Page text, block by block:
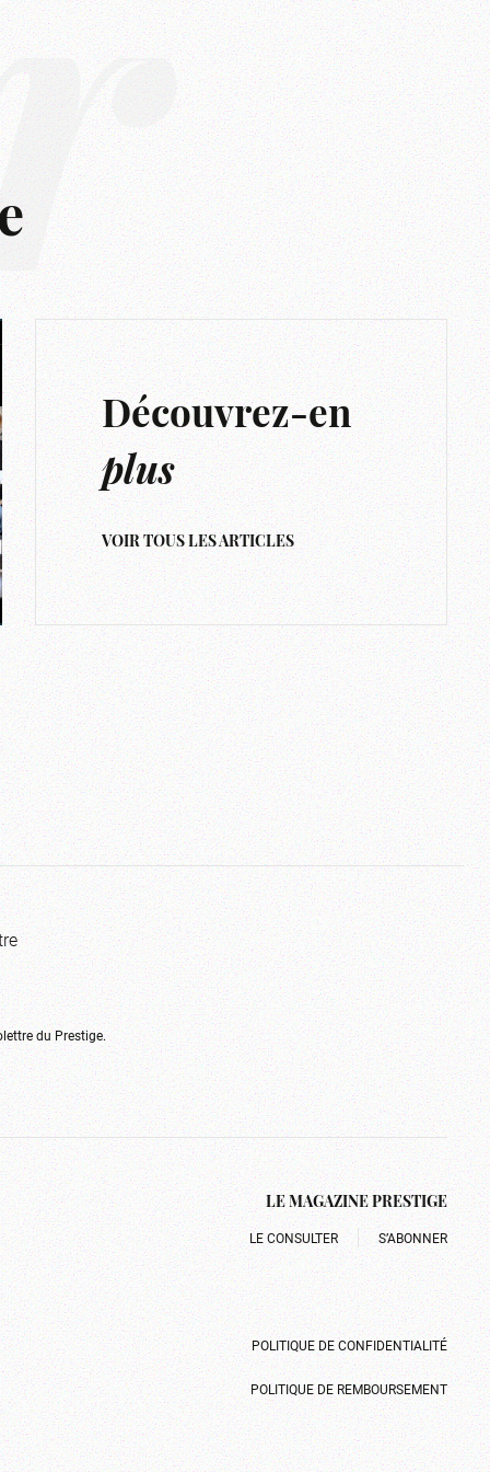
Découvrez-en
plus
VOIR TOUS LES ARTICLES
du Prestige.
LE MAGAZINE PRESTIGE
LE CONSULTER S’ABONNER
POLITIQUE DE CONFIDENTIALITÉ
POLITIQUE DE REMBOURSEMENT